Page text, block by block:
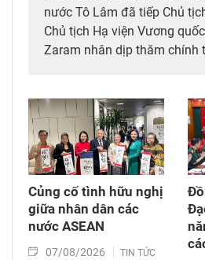
nước Tô Lâm đã tiếp Chủ
Chủ tịch Hạ viện Vương
Zaram nhân dịp thăm chính
(6/8/1976 – 6/8/2026).
Củng cố tình hữu nghị
giữa nhân dân các
nước ASEAN
07/08/2026 TIN TỨC